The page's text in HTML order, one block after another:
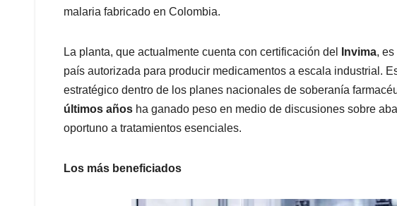
malaria fabricado en Colombia.
La planta, que actualmente cuenta con certificación del Invima,
país autorizada para producir medicamentos a escala industrial.
estratégico dentro de los planes nacionales de soberanía
últimos años ha ganado peso en medio de discusiones sobre
oportuno a tratamientos esenciales.
Los más beneficiados